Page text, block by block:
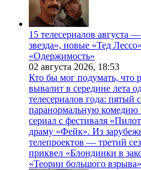
15 телесериалов
звезда», новые «Тед
«Одержимость»
02 августа 2026, 18:53
Кто бы мог подумать, что
вывалит в середине лета
телесериалов года: пятый
паранормальную
сериал с фестиваля
драму «Фейк». Из
телепроектов — третий
приквел «Блондинки в
«Теории большого